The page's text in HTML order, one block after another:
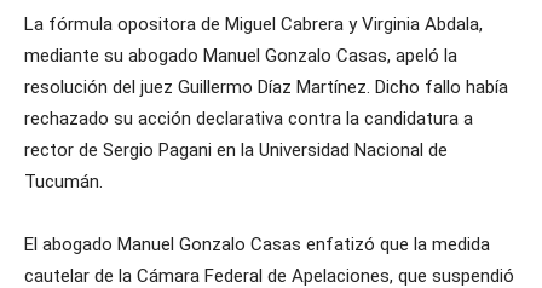
La fórmula opositora de Miguel Cabrera y Virginia Abdala,
mediante su abogado Manuel Gonzalo Casas, apeló la
resolución del juez Guillermo Díaz Martínez. Dicho fallo había
rechazado su acción declarativa contra la candidatura a
rector de Sergio Pagani en la Universidad Nacional de
Tucumán.
El abogado Manuel Gonzalo Casas enfatizó que la medida
cautelar de la Cámara Federal de Apelaciones, que suspendió